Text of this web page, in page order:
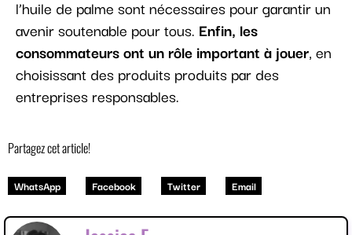
l’huile de palme sont nécessaires pour garantir un
avenir soutenable pour tous. Enfin, les
consommateurs ont un rôle important à jouer, en
choisissant des produits produits par des
entreprises responsables.
Partagez cet article!
WhatsApp Facebook Twitter Email